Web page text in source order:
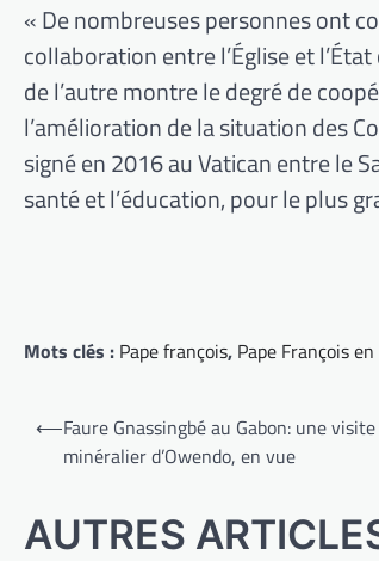
« De nombreuses personnes ont
collaboration entre l’Église et
de l’autre montre le degré de
l’amélioration de la situation des
signé en 2016 au Vatican entre le
santé et l’éducation, pour le plus
Mots clés : Pape françois, Pape François en
Navigation
⟵Faure Gnassingbé au Gabon: une
minéralier d’Owendo, en vue
AUTRES